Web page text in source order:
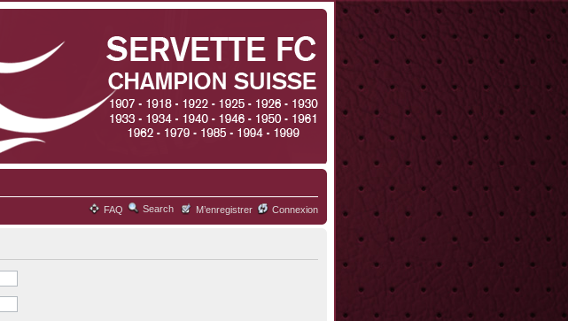
FAQ Search M’enregistrer Connexion